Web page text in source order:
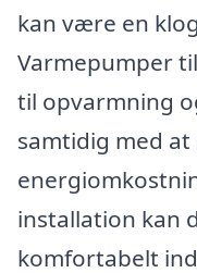
kan være en
Varmepumper
til opvarmning
samtidig med
installation kan
komfortabelt